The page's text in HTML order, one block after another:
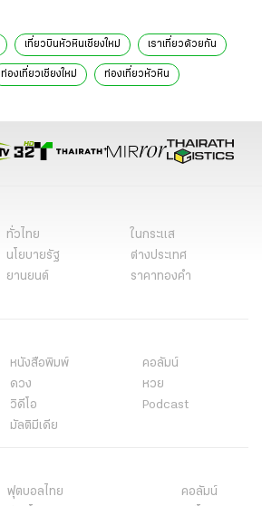
เที่ยวบินหัวหินเชียงใหม่ เราเที่ยวด้วยกัน
ท่องเที่ยวเชียงใหม่ ท่องเที่ยวหัวหิน
ทั่วไทย
ในกระแส
นโยบายรัฐ
ต่างประเทศ
ยานยนต์
ราคาทองคำ
หนังสือพิมพ์
คอลัมน์
ดวง
หวย
วิดีโอ
Podcast
มัลติมีเดีย
ฟุตบอลไทย
คอลัมน์